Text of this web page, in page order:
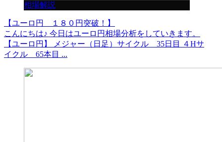
相場解説
【ユーロ円 １８０円突破！】
こんにちは♪ 今日はユーロ円相場分析をしていきます。
【ユーロ円】 メジャー（日足）サイクル 35日目 ４Hサ
イクル 65本目 ...